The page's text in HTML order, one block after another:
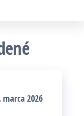
marca 2026